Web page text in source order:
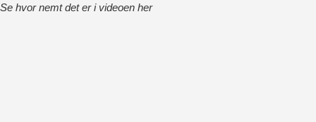
Se hvor nemt det er i videoen her